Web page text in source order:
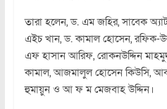
তারা হলেন, ড. এম জহির, সাবেক
এইচ খান, ড. কামাল হোসেন,
এফ হাসান আরিফ, রোকনউদ্দিন
কামাল, আজমালুল হোসেন কিউসি,
হুমায়ুন ও আ ফ ম মেজবাহ উদ্দিন।